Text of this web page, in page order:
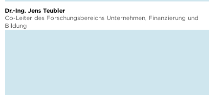
Dr.-Ing. Jens Teubler
Co-Leiter des Forschungsbereichs Unternehmen, Finanzierung und
Bildung